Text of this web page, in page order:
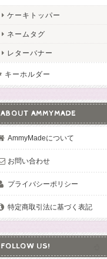
ケーキトッパー
ネームタグ
レターバナー
キーホルダー
ABOUT AMMYMADE
AmmyMadeについて
お問い合わせ
プライバシーポリシー
特定商取引法に基づく表記
FOLLOW US!